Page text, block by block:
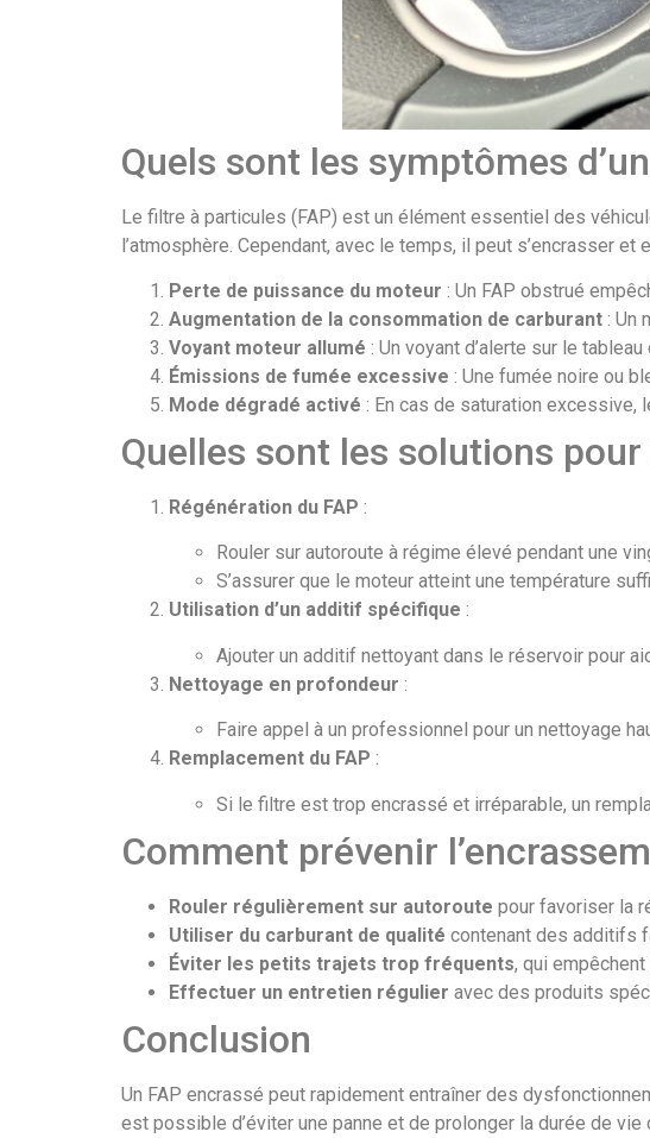
Quels sont les symptômes
Le filtre à particules (FAP) est un élément essentiel des
l’atmosphère. Cependant, avec le temps, il peut s’encrasser
Perte de puissance du moteur : Un FAP obstrué
Augmentation de la consommation de carburant : Un
Voyant moteur allumé : Un voyant d’alerte sur le
Émissions de fumée excessive : Une fumée noire ou
Mode dégradé activé : En cas de saturation
Quelles sont les solutions pour
Régénération du FAP :
Rouler sur autoroute à régime élevé pendant une
S’assurer que le moteur atteint une température
Utilisation d’un additif spécifique :
Ajouter un additif nettoyant dans le réservoir pour
Nettoyage en profondeur :
Faire appel à un professionnel pour un nettoyage
Remplacement du FAP :
Si le filtre est trop encrassé et irréparable, un
Comment prévenir
Rouler régulièrement sur autoroute pour favoriser la
Utiliser du carburant de qualité contenant des additifs
Éviter les petits trajets trop fréquents, qui
Effectuer un entretien régulier avec des produits
Conclusion
Un FAP encrassé peut rapidement entraîner des
est possible d’éviter une panne et de prolonger la durée de